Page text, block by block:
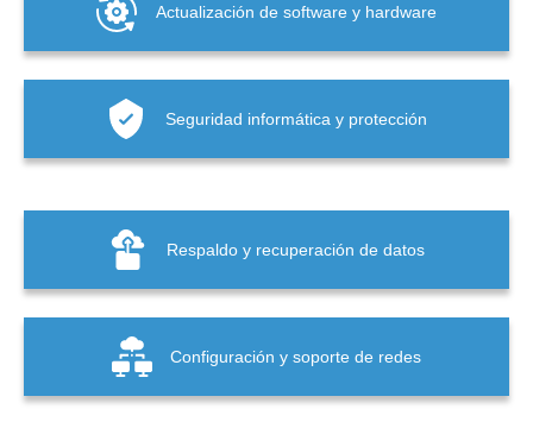
Actualización de software y hardware
Seguridad informática y protección
Respaldo y recuperación de datos
Configuración y soporte de redes